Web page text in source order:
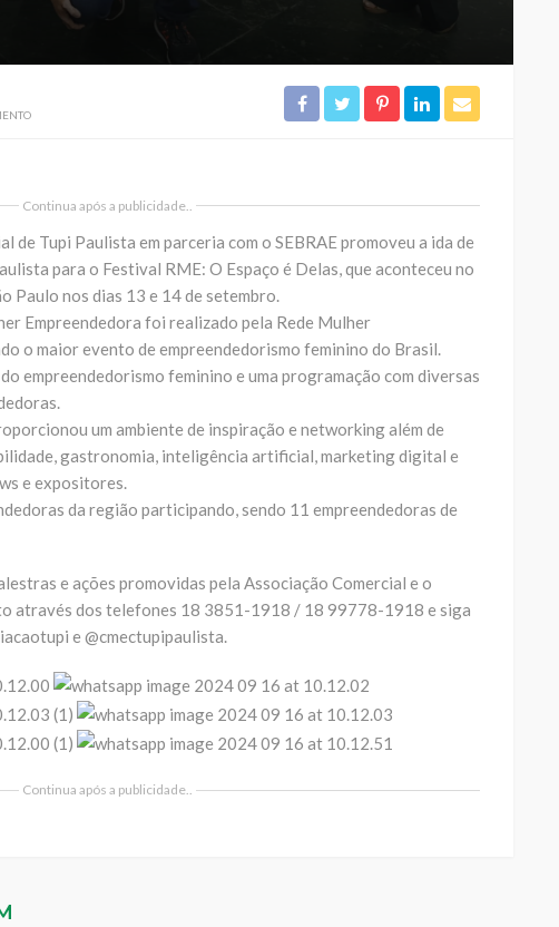
Continua após a publicidade..
de Tupi Paulista em parceria com o SEBRAE promoveu a ida de
para o Festival RME: O Espaço é Delas, que aconteceu no
Paulo nos dias 13 e 14 de setembro.
Empreendedora foi realizado pela Rede Mulher
o maior evento de empreendedorismo feminino do Brasil.
empreendedorismo feminino e uma programação com diversas
um ambiente de inspiração e networking além de
gastronomia, inteligência artificial, marketing digital e
e expositores.
da região participando, sendo 11 empreendedoras de
e ações promovidas pela Associação Comercial e o
através dos telefones 18 3851-1918 / 18 99778-1918 e siga
e @cmectupipaulista.
Continua após a publicidade..